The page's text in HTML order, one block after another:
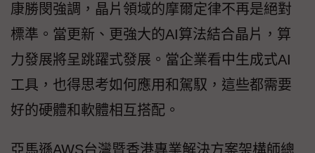
康勝閔強調，晶片領域的摩爾定律不再是絕對
標準。當更新、更強大的AI算法結合晶片，算
力發展將呈跳躍式發展。當企業看中生成式AI
工具，也得思考如何應用和駕馭，這些都需要
好的硬體和軟體相互搭配。
亞馬遜AWS台灣暨香港專業解決方案架構師總